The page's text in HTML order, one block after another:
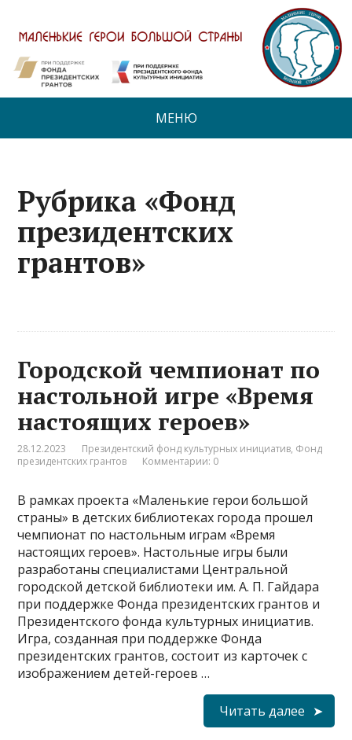
МЕНЮ
Рубрика «Фонд
президентских
грантов»
Городской чемпионат по
настольной игре «Время
настоящих героев»
28.12.2023 Президентский фонд культурных инициатив, Фонд
президентских грантов
Комментарии: 0
В рамках проекта «Маленькие герои большой
страны» в детских библиотеках города прошел
чемпионат по настольным играм «Время
настоящих героев». Настольные игры были
разработаны специалистами Центральной
городской детской библиотеки им. А. П. Гайдара
при поддержке Фонда президентских грантов и
Президентского фонда культурных инициатив.
Игра, созданная при поддержке Фонда
президентских грантов, состоит из карточек с
изображением детей-героев …
Читать далее